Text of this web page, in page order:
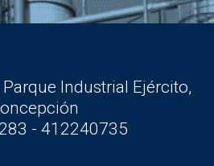
Industrial Ejército,
- 412240735